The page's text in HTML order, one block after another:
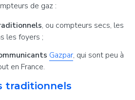
de gaz :
, ou compteurs secs, les
les foyers ;
Gazpar, qui sont peu à
en France.
traditionnels